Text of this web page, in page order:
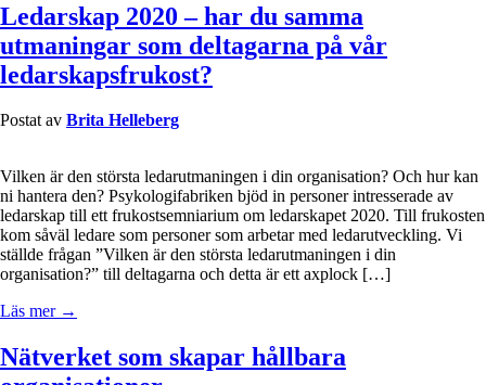
Ledarskap 2020 – har du samma
utmaningar som deltagarna på vår
ledarskapsfrukost?
Postat av Brita Helleberg
Vilken är den största ledarutmaningen i din organisation? Och hur kan
ni hantera den? Psykologifabriken bjöd in personer intresserade av
ledarskap till ett frukostsemniarium om ledarskapet 2020. Till frukosten
kom såväl ledare som personer som arbetar med ledarutveckling. Vi
ställde frågan ”Vilken är den största ledarutmaningen i din
organisation?” till deltagarna och detta är ett axplock […]
Läs mer →
Nätverket som skapar hållbara